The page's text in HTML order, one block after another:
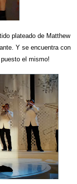
plateado de Matthew
Y se encuentra con
el mismo!